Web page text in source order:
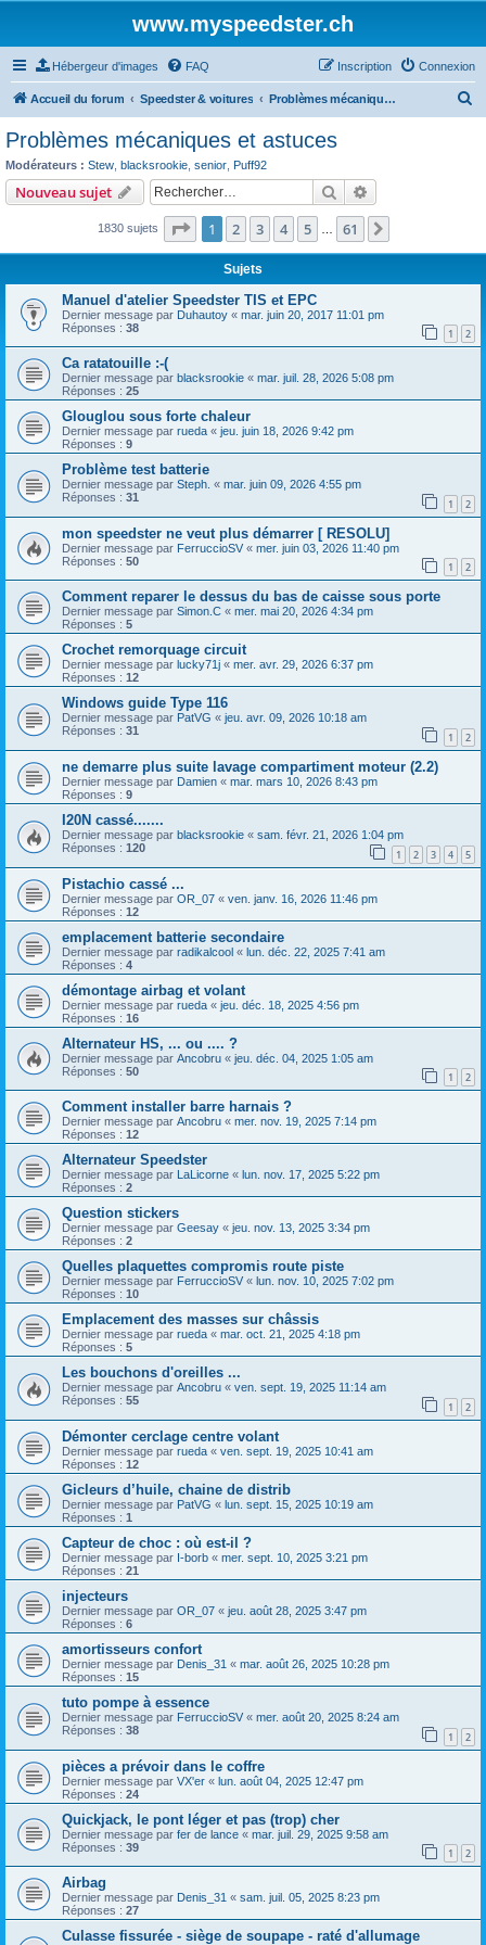
www.myspeedster.ch
Hébergeur d'images FAQ Connexion
Inscription
Accueil du forum Speedster & voitures Problèmes mécaniques et astuces
c
Problèmes mécaniques et astuces
Modérateurs : Stew blacksrookie senior Puff92
Nouveau sujet Rechercher
1830 sujets Page 1sur61
1 2 3 4 5 61
Sujets
Manuel d'atelier Speedster TIS et EPC
Dernier message par Duhautoy « mar. juin 20, 2017 11:01 pm
Réponses : 38 1 2
Ca ratatouille :-(
Dernier message par blacksrookie « mar. juil. 28, 2026 5:08 pm
Réponses : 25
Glouglou sous forte chaleur
Dernier message par rueda « jeu. juin 18, 2026 9:42 pm
Réponses : 9
Problème test batterie
Dernier message par Steph. « mar. juin 09, 2026 4:55 pm
Réponses : 31 1 2
mon speedster ne veut plus démarrer [ RESOLU]
Dernier message par FerruccioSV « mer. juin 03, 2026 11:40 pm
Réponses : 50 1 2
Comment reparer le dessus du bas de caisse sous porte
Dernier message par Simon.C « mer. mai 20, 2026 4:34 pm
Réponses : 5
Crochet remorquage circuit
Dernier message par lucky71j « mer. avr. 29, 2026 6:37 pm
Réponses : 12
Windows guide Type 116
Dernier message par PatVG « jeu. avr. 09, 2026 10:18 am
Réponses : 31 1 2
ne demarre plus suite lavage compartiment moteur (2.2)
Dernier message par Damien « mar. mars 10, 2026 8:43 pm
Réponses : 9
I20N cassé.......
Dernier message par blacksrookie « sam. févr. 21, 2026 1:04 pm
Réponses : 120 1 2 3 4 5
Pistachio cassé ...
Dernier message par OR_07 « ven. janv. 16, 2026 11:46 pm
Réponses : 12
emplacement batterie secondaire
Dernier message par radikalcool « lun. déc. 22, 2025 7:41 am
Réponses : 4
démontage airbag et volant
Dernier message par rueda « jeu. déc. 18, 2025 4:56 pm
Réponses : 16
Alternateur HS, ... ou .... ?
Dernier message par Ancobru « jeu. déc. 04, 2025 1:05 am
Réponses : 50 1 2
Comment installer barre harnais ?
Dernier message par Ancobru « mer. nov. 19, 2025 7:14 pm
Réponses : 12
Alternateur Speedster
Dernier message par LaLicorne « lun. nov. 17, 2025 5:22 pm
Réponses : 2
Question stickers
Dernier message par Geesay « jeu. nov. 13, 2025 3:34 pm
Réponses : 2
Quelles plaquettes compromis route piste
Dernier message par FerruccioSV « lun. nov. 10, 2025 7:02 pm
Réponses : 10
Emplacement des masses sur châssis
Dernier message par rueda « mar. oct. 21, 2025 4:18 pm
Réponses : 5
Les bouchons d'oreilles ...
Dernier message par Ancobru « ven. sept. 19, 2025 11:14 am
Réponses : 55 1 2
Démonter cerclage centre volant
Dernier message par rueda « ven. sept. 19, 2025 10:41 am
Réponses : 12
Gicleurs d’huile, chaine de distrib
Dernier message par PatVG « lun. sept. 15, 2025 10:19 am
Réponses : 1
Capteur de choc : où est-il ?
Dernier message par I-borb « mer. sept. 10, 2025 3:21 pm
Réponses : 21
injecteurs
Dernier message par OR_07 « jeu. août 28, 2025 3:47 pm
Réponses : 6
amortisseurs confort
Dernier message par Denis_31 « mar. août 26, 2025 10:28 pm
Réponses : 15
tuto pompe à essence
Dernier message par FerruccioSV « mer. août 20, 2025 8:24 am
Réponses : 38 1 2
pièces a prévoir dans le coffre
Dernier message par VX'er « lun. août 04, 2025 12:47 pm
Réponses : 24
Quickjack, le pont léger et pas (trop) cher
Dernier message par fer de lance « mar. juil. 29, 2025 9:58 am
Réponses : 39 1 2
Airbag
Dernier message par Denis_31 « sam. juil. 05, 2025 8:23 pm
Réponses : 27
Culasse fissurée - siège de soupape - raté d'allumage